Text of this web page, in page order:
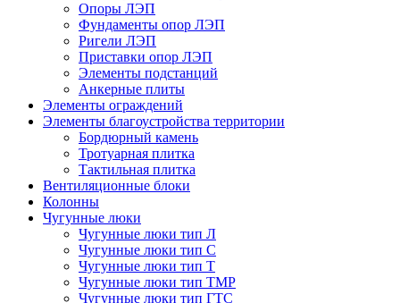
Опоры ЛЭП
Фундаменты опор ЛЭП
Ригели ЛЭП
Приставки опор ЛЭП
Элементы подстанций
Анкерные плиты
Элементы ограждений
Элементы благоустройства территории
Бордюрный камень
Тротуарная плитка
Тактильная плитка
Вентиляционные блоки
Колонны
Чугунные люки
Чугунные люки тип Л
Чугунные люки тип С
Чугунные люки тип Т
Чугунные люки тип ТМР
Чугунные люки тип ГТС